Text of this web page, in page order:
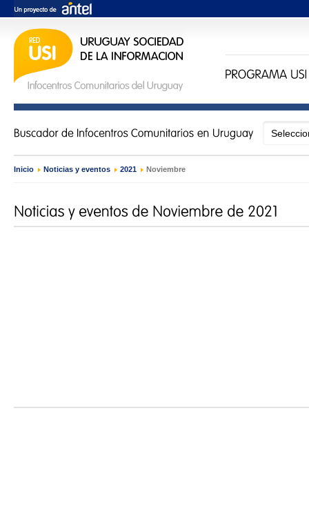
Inicio › Noticias y eventos › 2021 › Noviembre